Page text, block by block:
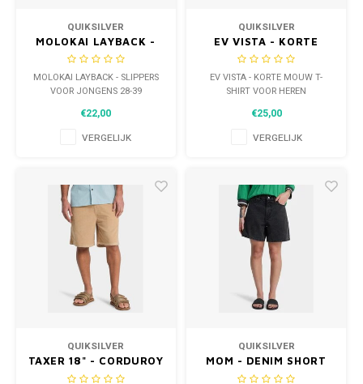
QUIKSILVER
MOLOKAI LAYBACK -
SLIPPERS VOOR
JONGENS 28-39
MOLOKAI LAYBACK - SLIPPERS
VOOR JONGENS 28-39
€22,00
VERGELIJK
QUIKSILVER
EV VISTA - KORTE
MOUW T-SHIRT VOOR
HEREN
EV VISTA - KORTE MOUW T-
SHIRT VOOR HEREN
€25,00
VERGELIJK
QUIKSILVER
TAXER 18" - CORDUROY
WALKSHORT VOOR
QUIKSILVER
MOM - DENIM SHORT
VOOR DAMES